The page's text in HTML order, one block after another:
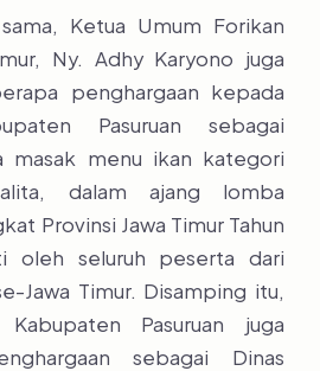
Ketua Umum Forikan
Ny. Adhy Karyono juga
penghargaan kepada
Pasuruan sebagai
masak menu ikan kategori
dalam ajang lomba
Provinsi Jawa Timur Tahun
oleh seluruh peserta dari
Jawa Timur. Disamping itu,
Pasuruan juga
sebagai Dinas